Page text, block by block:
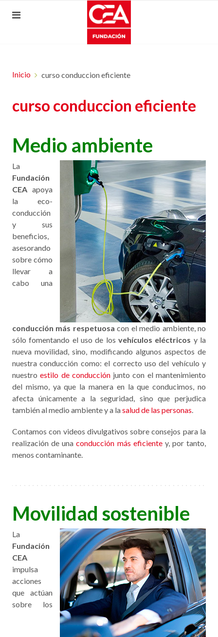
Inicio curso conduccion eficiente
curso conduccion eficiente
Medio ambiente
La
Fundación
CEA apoya
la eco-
conducción
y sus
beneficios,
asesorando
sobre cómo
llevar a
cabo una
conducción más respetuosa con el medio ambiente, no
sólo fomentando el uso de los vehículos eléctricos y la
nueva movilidad, sino, modificando algunos aspectos de
nuestra conducción como: el correcto uso del vehículo y
nuestroestilo de conducciónjunto con el mantenimiento
del mismo, ya que la manera en la que conducimos, no
afecta únicamente a la seguridad, sino que perjudica
también al medio ambiente y a lasalud de las personas.
Contamos con videos divulgativos sobre consejos para la
realización de unaconducción más eficientey, por tanto,
menos contaminante.
Movilidad sostenible
La
Fundación
CEA
impulsa
acciones
que actúan
sobre los